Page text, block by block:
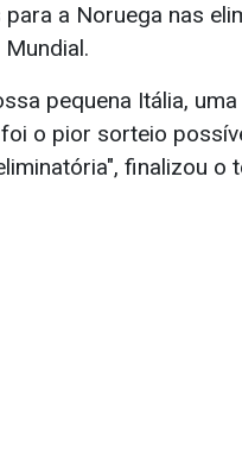
a Noruega nas
pequena Itália,
o pior sorteio
finalizou o